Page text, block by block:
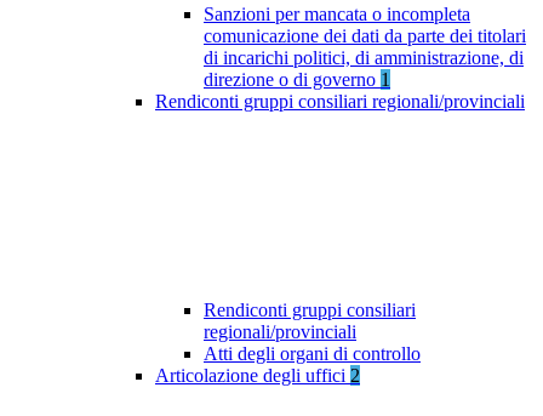
Sanzioni per mancata o incompleta
comunicazione dei dati da parte dei titolari
di incarichi politici, di amministrazione, di
direzione o di governo 1
Rendiconti gruppi consiliari regionali/provinciali
Rendiconti gruppi consiliari
regionali/provinciali
Atti degli organi di controllo
Articolazione degli uffici 2